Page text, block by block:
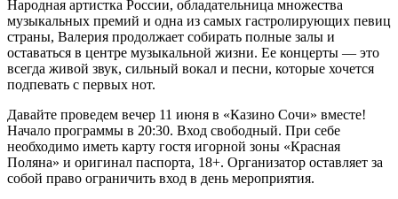
Народная артистка России, обладательница множества
музыкальных премий и одна из самых гастролирующих певиц
страны, Валерия продолжает собирать полные залы и
оставаться в центре музыкальной жизни. Ее концерты — это
всегда живой звук, сильный вокал и песни, которые хочется
подпевать с первых нот.
Давайте проведем вечер 11 июня в «Казино Сочи» вместе!
Начало программы в 20:30. Вход свободный. При себе
необходимо иметь карту гостя игорной зоны «Красная
Поляна» и оригинал паспорта, 18+. Организатор оставляет за
собой право ограничить вход в день мероприятия.